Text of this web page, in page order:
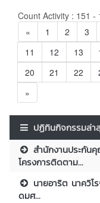
Count Activity : 151
«
1 2 3
11
12 13
20
21 22
»
ปฏิทินกิจกรรมล่า
สำนักงานประกัน
โครงการติดตาม...
นายอาริต นาควิโ
ดมศ...